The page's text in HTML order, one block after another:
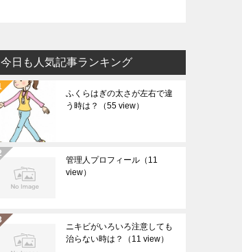
今日も人気記事ランキング
ふくらはぎの太さが左右で違
う時は？
（55 view）
管理人プロフィール （11
view）
ニキビがいろいろ注意しても
治らない時は？
（11 view）